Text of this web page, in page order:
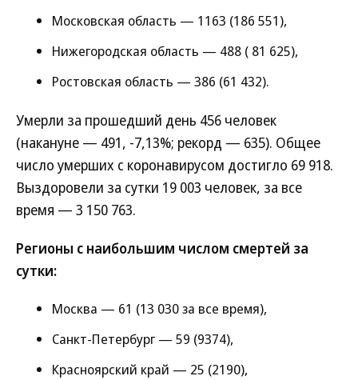
Московская область — 1163 (186 551),
Нижегородская область — 488 ( 81 625),
Ростовская область — 386 (61 432).
Умерли за прошедший день 456 человек
(накануне — 491, -7,13%; рекорд — 635). Общее
число умерших с коронавирусом достигло 69 918.
Выздоровели за сутки 19 003 человек, за все
время — 3 150 763.
Регионы с наибольшим числом смертей за
сутки:
Москва — 61 (13 030 за все время),
Санкт-Петербург — 59 (9374),
Красноярский край — 25 (2190),